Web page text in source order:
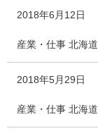
2018年6月12日
産業・仕事 北海道
2018年5月29日
産業・仕事 北海道